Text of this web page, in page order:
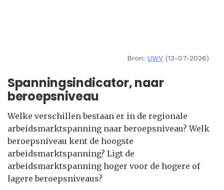
Bron: UWV (13-07-2026)
Spanningsindicator, naar
beroepsniveau
Welke verschillen bestaan er in de regionale
arbeidsmarktspanning naar beroepsniveau? Welk
beroepsniveau kent de hoogste
arbeidsmarktspanning? Ligt de
arbeidsmarktspanning hoger voor de hogere of
lagere beroepsniveaus?